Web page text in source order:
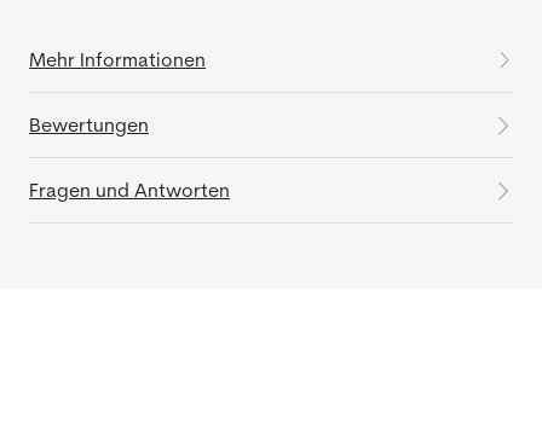
Mehr Informationen
Bewertungen
Fragen und Antworten